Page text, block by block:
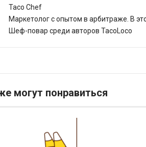
Taco Chef
Маркетолог с опытом в арбитраже. В
Шеф-повар среди авторов TacoLoco
могут понравиться